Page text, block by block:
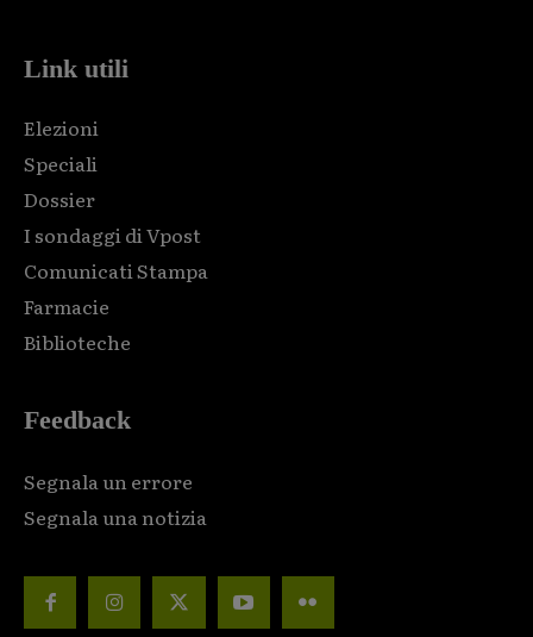
Link utili
Elezioni
Speciali
Dossier
I sondaggi di Vpost
Comunicati Stampa
Farmacie
Biblioteche
Feedback
Segnala un errore
Segnala una notizia